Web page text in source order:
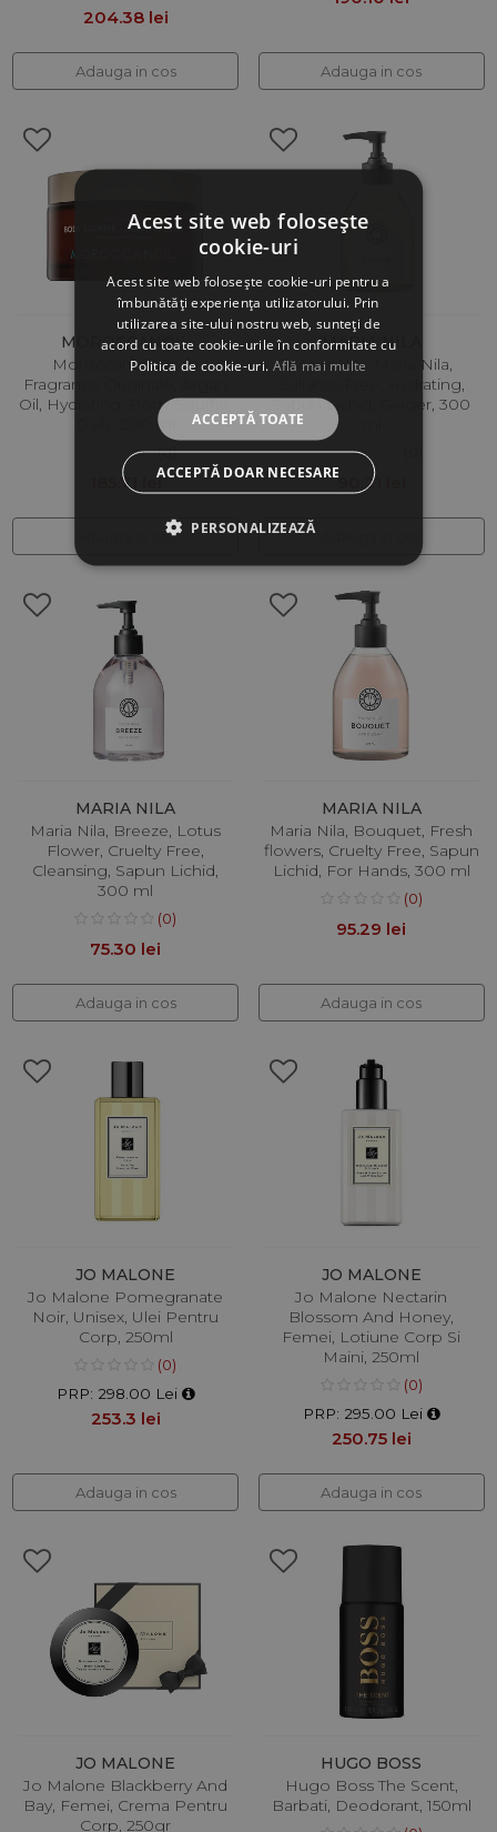
204.38 lei
Adauga in cos Adauga in cos
MOROCCANOIL
Moroccanoil, Body
Fragrance Originale, Argan
Oil, Hydrating, Body Souffle,
Daily, 200 ml
(0)
185.71 lei
Adauga in cos
MARIA NILA
Maria Nila, Maria Nila,
Sulfates-Free, Hydrating,
Sapun Lichid, Ginger, 300
90.21 lei
MARIA NILA
Maria Nila, Breeze, Lotus
Flower, Cruelty Free,
Cleansing, Sapun Lichid,
300 ml
(0)
75.30 lei
Adauga in cos
MARIA NILA
Maria Nila, Bouquet, Fresh
flowers, Cruelty Free, Sapun
Lichid, For Hands, 300 ml
(0)
95.29 lei
Adauga in cos
JO MALONE
Jo Malone Pomegranate
Noir, Unisex, Ulei Pentru
Corp, 250ml
(0)
PRP: 298.00 Lei
253.3 lei
Adauga in cos
JO MALONE
Jo Malone Nectarin
Blossom And Honey,
Femei, Lotiune Corp Si
Maini, 250ml
(0)
PRP: 295.00 Lei
250.75 lei
Adauga in cos
JO MALONE
Jo Malone Blackberry And
Bay, Femei, Crema Pentru
Corp, 250gr
HUGO BOSS
Hugo Boss The Scent,
Barbati, Deodorant, 150ml
Acest site web folosește
cookie-uri
Acest site web folosește cookie-uri pentru a
îmbunătăți experiența utilizatorului. Prin
utilizarea site-ului nostru web, sunteți de
acord cu toate cookie-urile în conformitate cu
Politica de cookie-uri. Află mai multe
ACCEPTĂ TOATE
ACCEPTĂ DOAR NECESARE
PERSONALIZEAZĂ